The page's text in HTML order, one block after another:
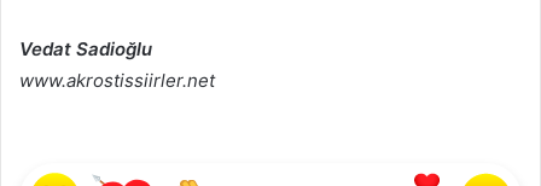
Vedat Sadioğlu
www.akrostissiirler.net